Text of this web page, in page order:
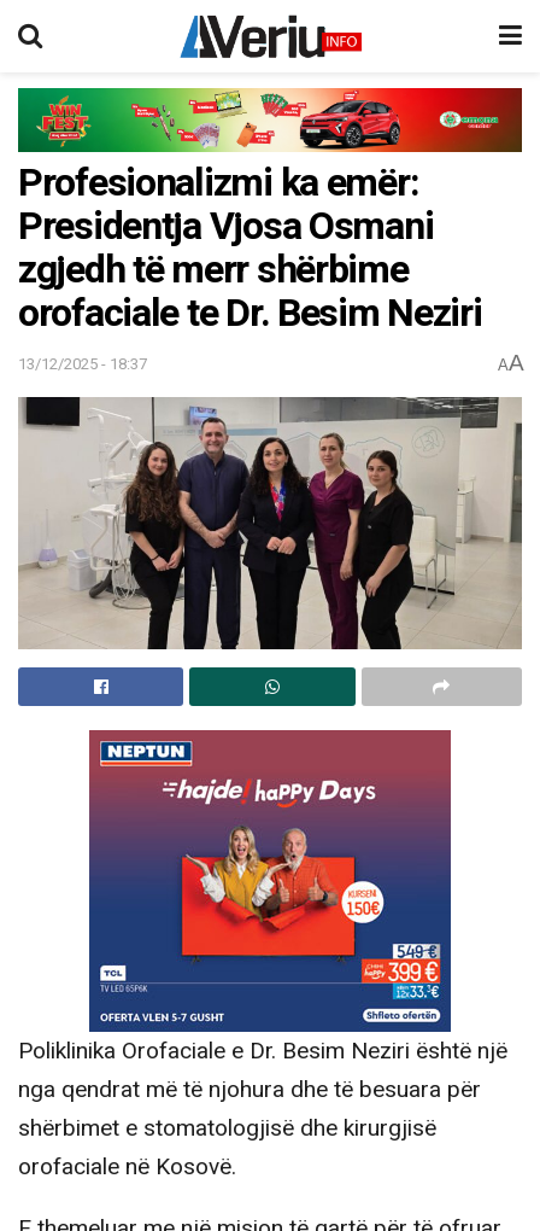
Profesionalizmi ka emër:
Presidentja Vjosa Osmani
zgjedh të merr shërbime
orofaciale te Dr. Besim Neziri
13/12/2025 - 18:37 AA
Poliklinika Orofaciale e Dr. Besim Neziri është një
nga qendrat më të njohura dhe të besuara për
shërbimet e stomatologjisë dhe kirurgjisë
orofaciale në Kosovë.